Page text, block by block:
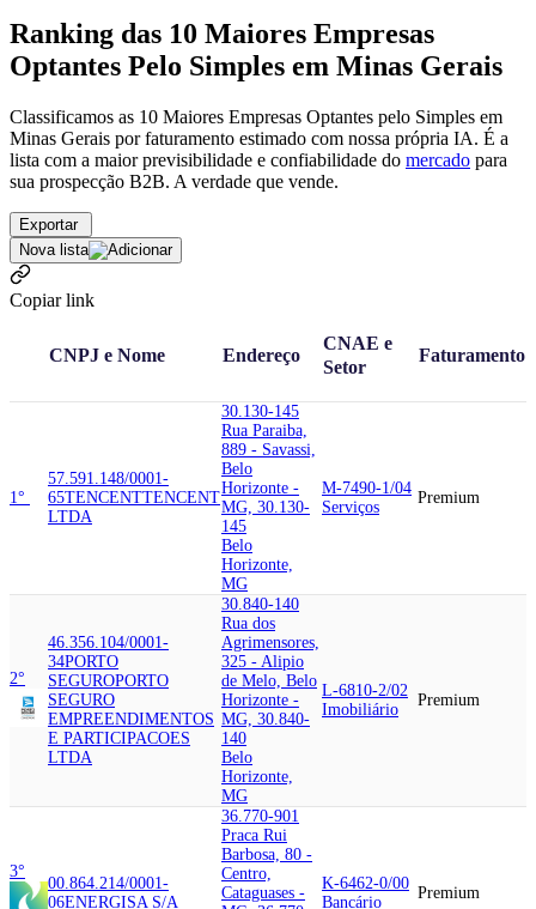
Ranking das 10 Maiores Empresas
Optantes Pelo Simples em Minas Gerais
Classificamos as 10 Maiores Empresas Optantes pelo Simples em
Minas Gerais por faturamento estimado com nossa própria IA. É a
lista com a maior previsibilidade e confiabilidade do mercado para
sua prospecção B2B. A verdade que vende.
Exportar
Nova lista
Copiar link
CNPJ e Nome Endereço
CNAE e
Setor
Faturamento
1°
57.591.148/0001-
65TENCENTTENCENT
LTDA
30.130-145
Rua Paraiba,
889 - Savassi,
Belo
Horizonte -
MG, 30.130-
145
Belo
Horizonte,
MG
M-7490-1/04
Serviços
Premium
2°
46.356.104/0001-
34PORTO
SEGUROPORTO
SEGURO
EMPREENDIMENTOS
E PARTICIPACOES
LTDA
30.840-140
Rua dos
Agrimensores,
325 - Alipio
de Melo, Belo
Horizonte -
MG, 30.840-
140
Belo
Horizonte,
MG
L-6810-2/02
Imobiliário
Premium
3°
00.864.214/0001-
06ENERGISA S/A
36.770-901
Praca Rui
Barbosa, 80 -
Centro,
Cataguases -
K-6462-0/00
Bancário
Premium